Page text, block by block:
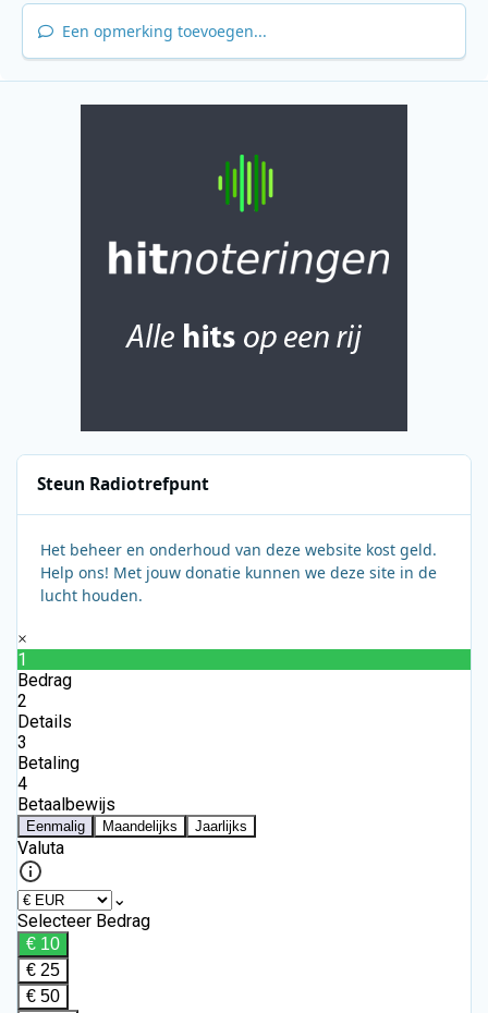
Een opmerking toevoegen...
Steun Radiotrefpunt
Het beheer en onderhoud van deze website kost geld.
Help ons! Met jouw donatie kunnen we deze site in de
lucht houden.